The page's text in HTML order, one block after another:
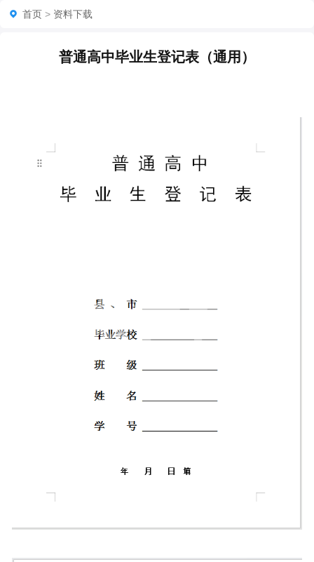
首页 > 资料下载
普通高中毕业生登记表（通用）